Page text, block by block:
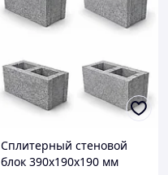
Сплитерный стеновой
блок 390х190х190 мм